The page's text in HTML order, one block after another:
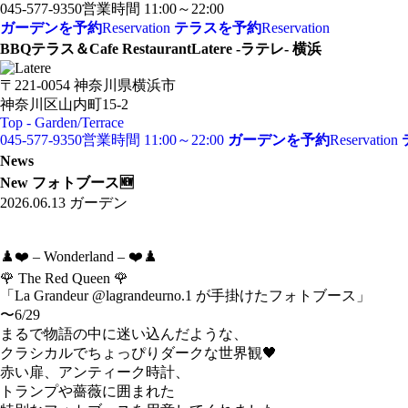
045-577-9350営業時間 11:00～22:00
ガーデンを予約Reservation テラスを予約Reservation
BBQテラス＆Cafe RestaurantLatere -ラテレ- 横浜
〒221-0054 神奈川県横浜市
神奈川区山内町15-2
Top - Garden/Terrace
045-577-9350営業時間 11:00～22:00 ガーデンを予約Reservation
News
New フォトブース🆕
2026.06.13 ガーデン
♟️❤️ – Wonderland – ❤️♟️
🌹 The Red Queen 🌹
「La Grandeur @lagrandeurno.1 が手掛けたフォトブース」
〜6/29
まるで物語の中に迷い込んだような、
クラシカルでちょっぴりダークな世界観🖤
赤い扉、アンティーク時計、
トランプや薔薇に囲まれた